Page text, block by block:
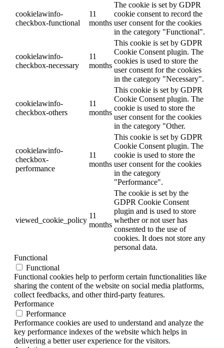
cookielawinfo-
checkbox-functional
11
months
The cookie is set by GDPR
cookie consent to record the
user consent for the cookies
in the category "Functional".
cookielawinfo-
checkbox-necessary
11
months
This cookie is set by GDPR
Cookie Consent plugin. The
cookies is used to store the
user consent for the cookies
in the category "Necessary".
cookielawinfo-
checkbox-others
11
months
This cookie is set by GDPR
Cookie Consent plugin. The
cookie is used to store the
user consent for the cookies
in the category "Other.
cookielawinfo-
checkbox-
performance
11
months
This cookie is set by GDPR
Cookie Consent plugin. The
cookie is used to store the
user consent for the cookies
in the category
"Performance".
viewed_cookie_policy
11
months
The cookie is set by the
GDPR Cookie Consent
plugin and is used to store
whether or not user has
consented to the use of
cookies. It does not store any
personal data.
Functional
Functional
Functional cookies help to perform certain functionalities like
sharing the content of the website on social media platforms,
collect feedbacks, and other third-party features.
Performance
Performance
Performance cookies are used to understand and analyze the
key performance indexes of the website which helps in
delivering a better user experience for the visitors.